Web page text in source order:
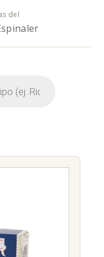
del